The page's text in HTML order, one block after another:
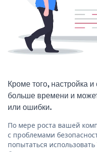
Кроме того, настройка
больше времени и
или ошибки.
По мере роста вашей
с проблемами
попытаться